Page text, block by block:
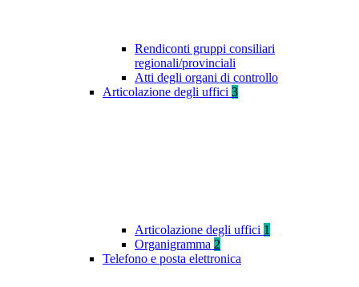
Rendiconti gruppi consiliari
regionali/provinciali
Atti degli organi di controllo
Articolazione degli uffici 3
Articolazione degli uffici 1
Organigramma 2
Telefono e posta elettronica